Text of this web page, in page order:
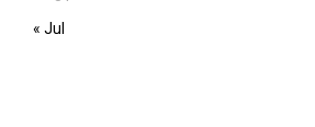
« Jul